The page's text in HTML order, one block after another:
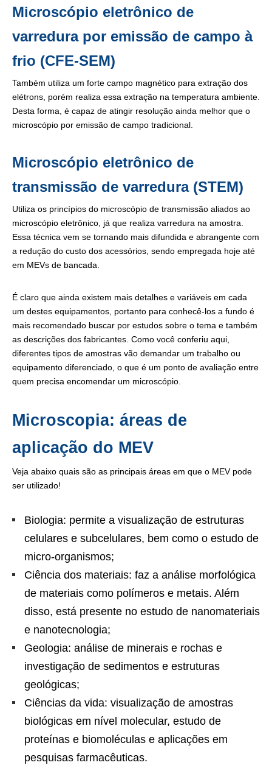
Microscópio eletrônico de
varredura por emissão de campo à
frio (CFE-SEM)
Também utiliza um forte campo magnético para extração dos
elétrons, porém realiza essa extração na temperatura ambiente.
Desta forma, é capaz de atingir resolução ainda melhor que o
microscópio por emissão de campo tradicional.
Microscópio eletrônico de
transmissão de varredura (STEM)
Utiliza os princípios do microscópio de transmissão aliados ao
microscópio eletrônico, já que realiza varredura na amostra.
Essa técnica vem se tornando mais difundida e abrangente com
a redução do custo dos acessórios, sendo empregada hoje até
em MEVs de bancada.
É claro que ainda existem mais detalhes e variáveis em cada
um destes equipamentos, portanto para conhecê-los a fundo é
mais recomendado buscar por estudos sobre o tema e também
as descrições dos fabricantes. Como você conferiu aqui,
diferentes tipos de amostras vão demandar um trabalho ou
equipamento diferenciado, o que é um ponto de avaliação entre
quem precisa encomendar um microscópio.
Microscopia: áreas de
aplicação do MEV
Veja abaixo quais são as principais áreas em que o MEV pode
ser utilizado!
Biologia: permite a visualização de estruturas
celulares e subcelulares, bem como o estudo de
micro-organismos;
Ciência dos materiais: faz a análise morfológica
de materiais como polímeros e metais. Além
disso, está presente no estudo de nanomateriais
e nanotecnologia;
Geologia: análise de minerais e rochas e
investigação de sedimentos e estruturas
geológicas;
Ciências da vida: visualização de amostras
biológicas em nível molecular, estudo de
proteínas e biomoléculas e aplicações em
pesquisas farmacêuticas.